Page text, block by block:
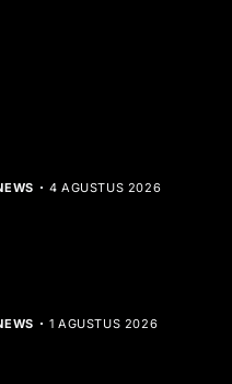
4 AGUSTUS 2026
1 AGUSTUS 2026